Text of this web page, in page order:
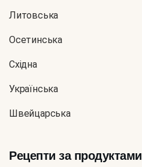
Литовська
Осетинська
Східна
Українська
Швейцарська
Рецепти за продуктами